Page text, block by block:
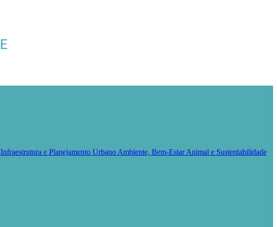
Infraestrutura e Planejamento Urbano Ambiente, Bem-Estar Animal e Sustentabilidade